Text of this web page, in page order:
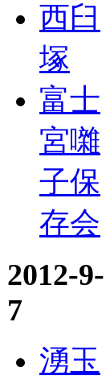
西臼
塚
富士
宮囃
子保
存会
2012-9-
7
湧玉